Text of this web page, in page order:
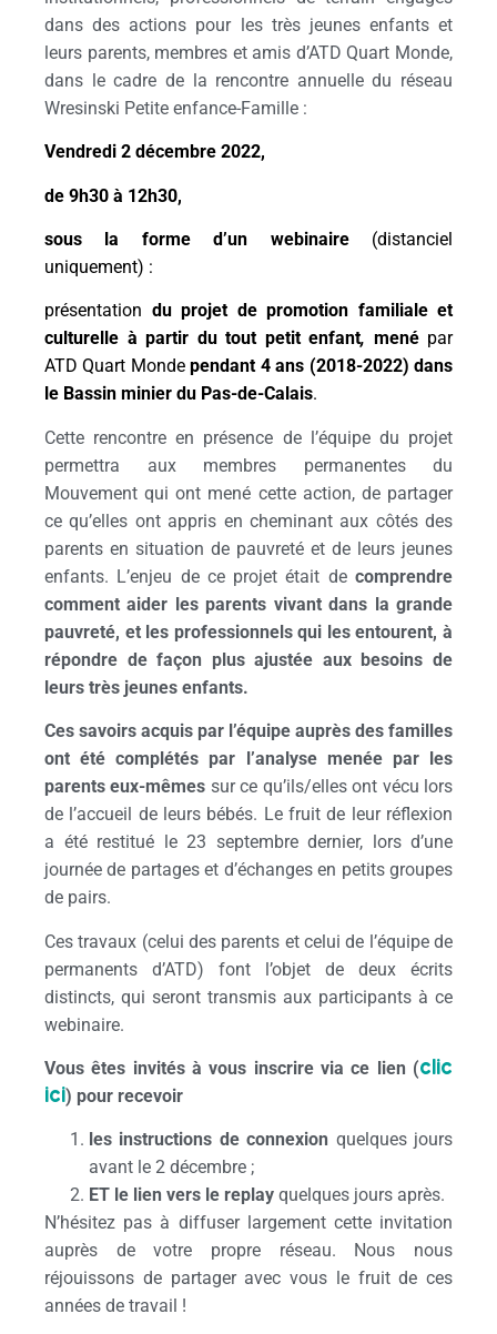
dans des actions pour les très jeunes enfants et
leurs parents, membres et amis d’ATD Quart Monde,
dans le cadre de la rencontre annuelle du réseau
Wresinski Petite enfance-Famille :
Vendredi 2 décembre 2022,
de 9h30 à 12h30,
sous la forme d’un webinaire(distanciel
uniquement) :
présentation du projet de promotion familiale et
culturelle à partir du tout petit enfant, menépar
ATD Quart Mondependant 4 ans (2018-2022) dans
le Bassin minier du Pas-de-Calais.
Cette rencontre en présence de l’équipe du projet
permettra aux membres permanentes du
Mouvement qui ont mené cette action, de partager
ce qu’elles ont appris en cheminant aux côtés des
parents en situation de pauvreté et de leurs jeunes
enfants. L’enjeu de ce projet était de comprendre
comment aider les parents vivant dans la grande
pauvreté, et les professionnels qui les entourent, à
répondre de façon plus ajustée aux besoins de
leurs très jeunes enfants.
Ces savoirs acquis par l’équipe auprès des familles
ont été complétés par
l’analyse menée par les
parents eux-mêmes sur ce qu’ils/elles ont vécu lors
de l’accueil de leurs bébés. Le fruit de leur réflexion
a été restitué le 23 septembre dernier, lors d’une
journée de partages et d’échanges en petits groupes
de pairs.
Ces travaux (celui des parents et celui de l’équipe de
permanents d’ATD) font l’objet de deux écrits
distincts, qui seront transmis aux participants à ce
webinaire.
Vous êtes invités à vous inscrire via ce lien (clic
ici) pour recevoir
les instructions de connexion quelques jours
avant le 2 décembre ;
ET le lien vers le replay quelques jours après.
N’hésitez pas à diffuser largement cette invitation
auprès de votre propre réseau. Nous nous
réjouissons de partager avec vous le fruit de ces
années de travail !